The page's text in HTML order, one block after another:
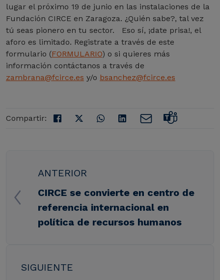
lugar el próximo 19 de junio en las instalaciones de la
Fundación CIRCE en Zaragoza. ¿Quién sabe?, tal vez
tú seas pionero en tu sector. Eso sí, ¡date prisa!, el
aforo es limitado. Registrate a través de este
formulario (FORMULARIO) o si quieres más
información contáctanos a través de
zambrana@fcirce.es y/o bsanchez@fcirce.es
Compartir:
ANTERIOR
CIRCE se convierte en centro de
referencia internacional en
política de recursos humanos
SIGUIENTE